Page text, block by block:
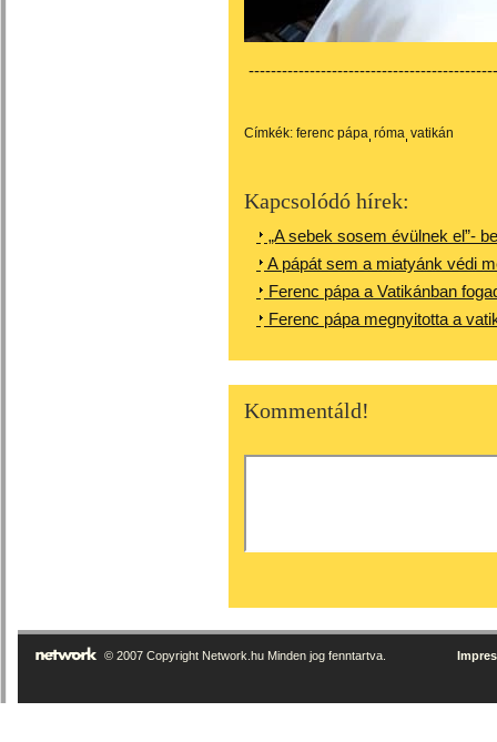
Címkék: ferenc pápa róma vatikán
Kapcsolódó hírek:
„A sebek sosem évülnek el”-
A pápát sem a miatyánk védi
Ferenc pápa a Vatikánban
Ferenc pápa megnyitotta a
Kommentáld!
© 2007 Copyright Network.hu Minden jog fenntartva.